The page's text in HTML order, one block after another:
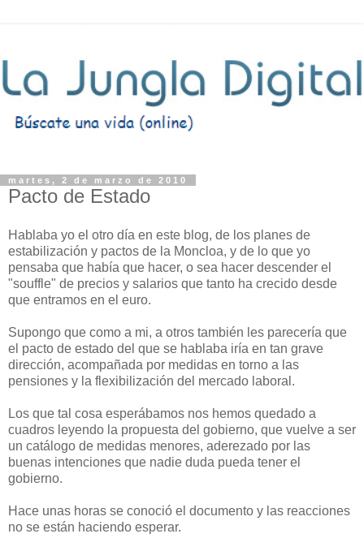
martes, 2 de marzo de 2010
Pacto de Estado
Hablaba yo el otro día en este blog, de los planes de
estabilización y pactos de la Moncloa, y de lo que yo
pensaba que había que hacer, o sea hacer descender el
"souffle" de precios y salarios que tanto ha crecido desde
que entramos en el euro.
Supongo que como a mi, a otros también les parecería que
el pacto de estado del que se hablaba iría en tan grave
dirección, acompañada por medidas en torno a las
pensiones y la flexibilización del mercado laboral.
Los que tal cosa esperábamos nos hemos quedado a
cuadros leyendo la propuesta del gobierno, que vuelve a ser
un catálogo de medidas menores, aderezado por las
buenas intenciones que nadie duda pueda tener el
gobierno.
Hace unas horas se conoció el documento y las reacciones
no se están haciendo esperar.